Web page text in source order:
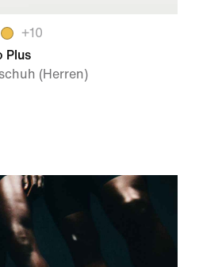
+10
Plus
(Herren)